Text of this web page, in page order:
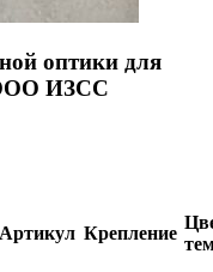
оптики для
ООО ИЗСС
Артикул Крепление